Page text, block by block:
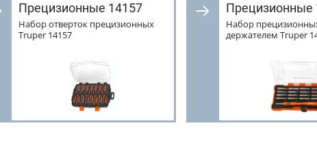
Прецизионные 14157
Набор отверток прецизионных
Truper 14157
Прецизионные
Набор
держателем Truper